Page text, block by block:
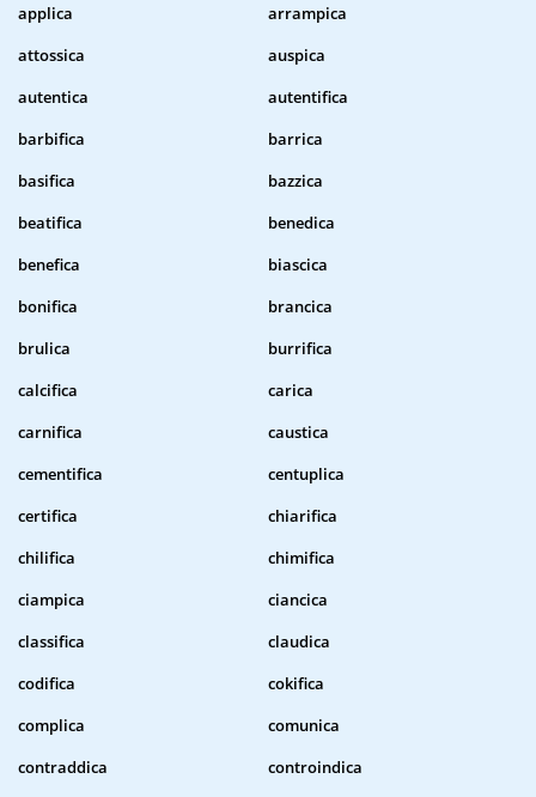
applica
arrampica
attossica
auspica
autentica
autentifica
barbifica
barrica
basifica
bazzica
beatifica
benedica
benefica
biascica
bonifica
brancica
brulica
burrifica
calcifica
carica
carnifica
caustica
cementifica
centuplica
certifica
chiarifica
chilifica
chimifica
ciampica
ciancica
classifica
claudica
codifica
cokifica
complica
comunica
contraddica
controindica